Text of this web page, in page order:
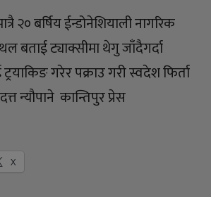
२० बर्षिय ईन्डोनेशियाली नागरिक
बताई ट्याक्सीमा थेगु जाँदैगर्दा
गरेर पक्राउ गरी स्वदेश फिर्ता
न्यौपाने कान्तिपुर प्रेस
X